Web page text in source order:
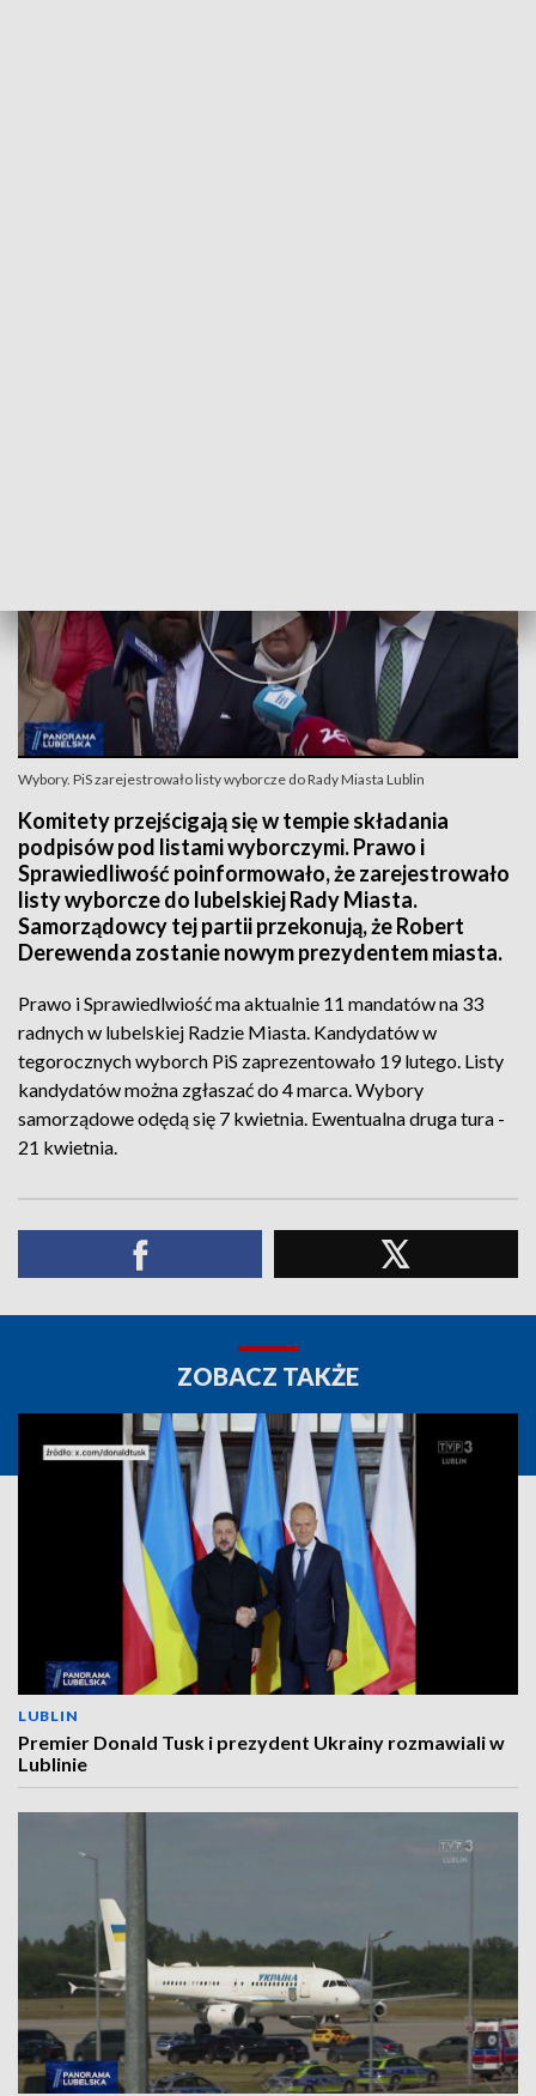
Wybory. PiS zarejestrowało listy wyborcze do Rady Miasta Lublin
Komitety przejścigają się w tempie składania
podpisów pod listami wyborczymi. Prawo i
Sprawiedliwość poinformowało, że zarejestrowało
listy wyborcze do lubelskiej Rady Miasta.
Samorządowcy tej partii przekonują, że Robert
Derewenda zostanie nowym prezydentem miasta.
Prawo i Sprawiedlwiość ma aktualnie 11 mandatów na 33
radnych w lubelskiej Radzie Miasta. Kandydatów w
tegorocznych wyborch PiS zaprezentowało 19 lutego. Listy
kandydatów można zgłaszać do 4 marca. Wybory
samorządowe odędą się 7 kwietnia. Ewentualna druga tura -
21 kwietnia.
ZOBACZ TAKŻE
LUBLIN
Premier Donald Tusk i prezydent Ukrainy rozmawiali w
Lublinie